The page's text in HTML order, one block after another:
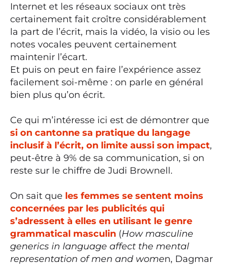
Internet et les réseaux sociaux ont très
certainement fait croître considérablement
la part de l’écrit, mais la vidéo, la visio ou les
notes vocales peuvent certainement
maintenir l’écart.
Et puis on peut en faire l’expérience assez
facilement soi-même : on parle en général
bien plus qu’on écrit.
Ce qui m’intéresse ici est de démontrer que
si on cantonne sa pratique du langage
inclusif à l’écrit, on limite aussi son impact,
peut-être à 9% de sa communication, si on
reste sur le chiffre de Judi Brownell.
On sait que les femmes se sentent moins
concernées par les publicités qui
s’adressent à elles en utilisant le genre
grammatical masculin (How masculine
generics in language affect the mental
representation of men and women, Dagmar